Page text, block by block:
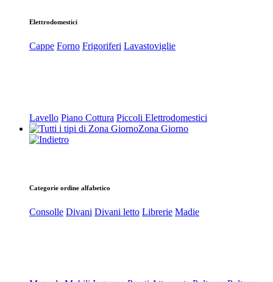
Elettrodomestici
Cappe Forno Frigoriferi Lavastoviglie
Lavello Piano Cottura Piccoli Elettrodomestici
Zona Giorno
Categorie ordine alfabetico
Consolle Divani Divani letto Librerie Madie